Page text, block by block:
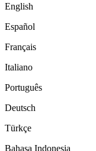
English
Español
Français
Italiano
Português
Deutsch
Türkçe
Bahasa Indonesia